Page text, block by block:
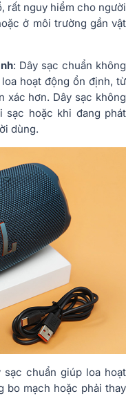
rất nguy hiểm cho người
ở môi trường gần vật
: Dây sạc chuẩn không
hoạt động ổn định, từ
xác hơn. Dây sạc không
sạc hoặc khi đang phát
dùng.
chuẩn giúp loa hoạt
bo mạch hoặc phải thay